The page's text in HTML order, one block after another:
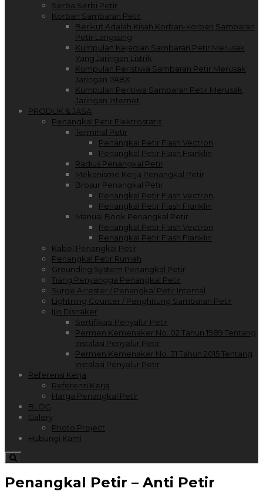
Serba Serbi Petir
Korban Sambaran Petir
Berikut Adalah Kisah Korban-korban Sambaran
Petir Langsung
Kumpulan Kejadian Sambaran Petir Merusak
Yang Jaringan Listrik
Kumpulan Peristiwa Sambaran Petir Merusak
Jaringan PABX
Kumpulan Peritiwa Sambaran Petir Merusak
Jaringan Internet
PRODUK & JASA
Penangkal Petir Elektrostatis
Terminal Petir
Penangkal Petir Flash Vectron
Penangkal Petir Flash Franklin
Radius Penangkal Petir
Mekanisme Kerja Penangkal Petir
Brosur Penangkal Petir
Penangkal Petir Flash Vectron
Penangkal Petir Flash Franklin
Manual Book Penangkal Petir
Penangkal Petir Flash Vectron
Penangkal Petir Flash Franklin
Kabel Penangkal Petir
Penangkal Petir Rumah
Grounding System Penangkal Petir
Tiang Penyangga Penangkal Petir
Surge Arrester / Penangkal Petir Internal
Lightning Counter / Penghitung Sambaran Petir
Ijin Disnaker
Sertifikasi Penyalur Petir
Permen Kemenaker No. 02 Tahun 1989 Tentang
Instalasi Penyalur Petir
Permen Kemenaker No. 31 Tahun 2015 Tentang
Instalasi Penyalur Petir
Referensi Kerja
Referensi Kerja
Harga Penangkal Petir
BLOG
Galery
Photo Project
Hubungi Kami
Penangkal Petir – Anti Petir